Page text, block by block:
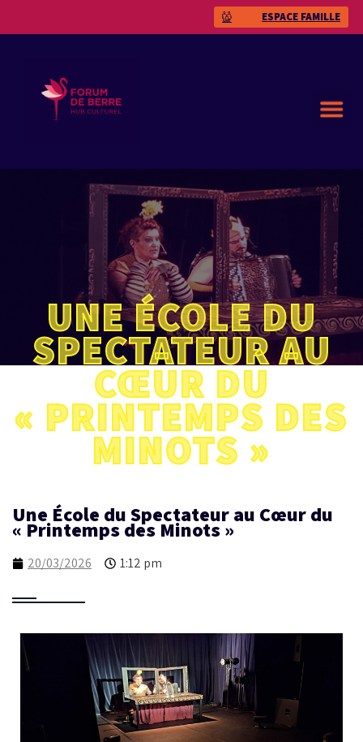
ESPACE FAMILLE
UNE ÉCOLE DU
SPECTATEUR AU
CŒUR DU
« PRINTEMPS DES
MINOTS »
Une École du Spectateur au Cœur du
« Printemps des Minots »
20/03/2026 1:12 pm